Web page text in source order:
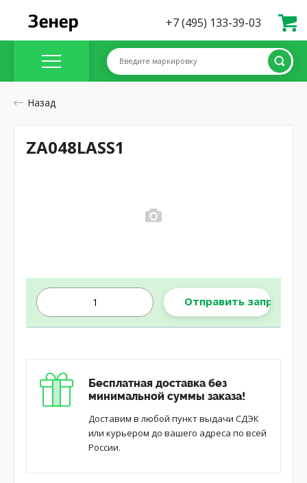
+7 (495) 133-39-03
Введите маркировку
Назад
Отправить запрос
Бесплатная доставка без
минимальной суммы заказа!
Доставим в любой пункт выдачи СДЭК
или курьером до вашего адреса по всей
России.
ZA048LASS1